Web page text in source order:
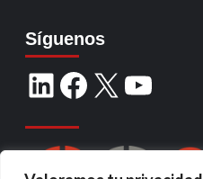
Síguenos